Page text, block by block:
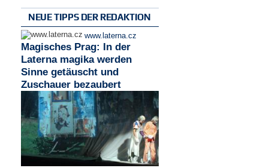
NEUE TIPPS DER REDAKTION
www.laterna.cz
Magisches Prag: In der
Laterna magika werden
Sinne getäuscht und
Zuschauer bezaubert